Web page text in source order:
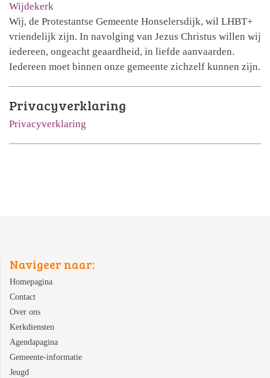
Wijdekerk
Wij, de Protestantse Gemeente Honselersdijk, wil LHBT+
vriendelijk zijn. In navolging van Jezus Christus willen wij
iedereen, ongeacht geaardheid, in liefde aanvaarden.
Iedereen moet binnen onze gemeente zichzelf kunnen zijn.
Privacyverklaring
Privacyverklaring
Navigeer naar:
Homepagina
Contact
Over ons
Kerkdiensten
Agendapagina
Gemeente-informatie
Jeugd